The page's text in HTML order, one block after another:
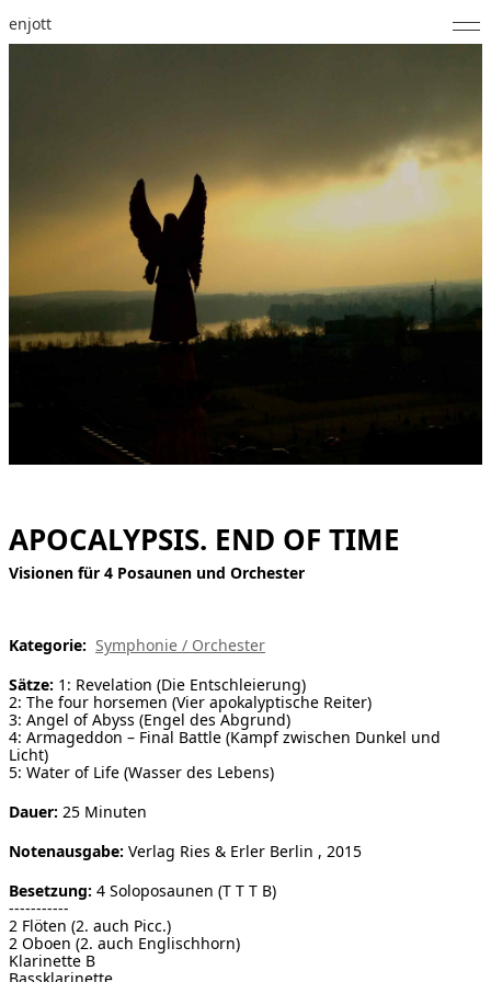
enjott
About
english
APOCALYPSIS. END OF TIME
Visionen für 4 Posaunen und Orchester
Kategorie: Symphonie / Orchester
Sätze: 1: Revelation (Die Entschleierung)
2: The four horsemen (Vier apokalyptische Reiter)
3: Angel of Abyss (Engel des Abgrund)
4: Armageddon – Final Battle (Kampf zwischen Dunkel und
Licht)
5: Water of Life (Wasser des Lebens)
Dauer: 25 Minuten
Notenausgabe: Verlag Ries & Erler Berlin , 2015
Besetzung: 4 Soloposaunen (T T T B)
-----------
2 Flöten (2. auch Picc.)
2 Oboen (2. auch Englischhorn)
Klarinette B